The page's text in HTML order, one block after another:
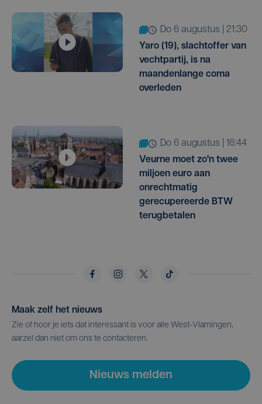
do 6 augustus | 21:30
Yaro (19), slachtoffer van
vechtpartij, is na
maandenlange coma
overleden
do 6 augustus | 16:44
Veurne moet zo'n twee
miljoen euro aan
onrechtmatig
gerecupereerde BTW
terugbetalen
Maak zelf het nieuws
Zie of hoor je iets dat interessant is voor alle West-Vlamingen,
aarzel dan niet om ons te contacteren.
Nieuws melden